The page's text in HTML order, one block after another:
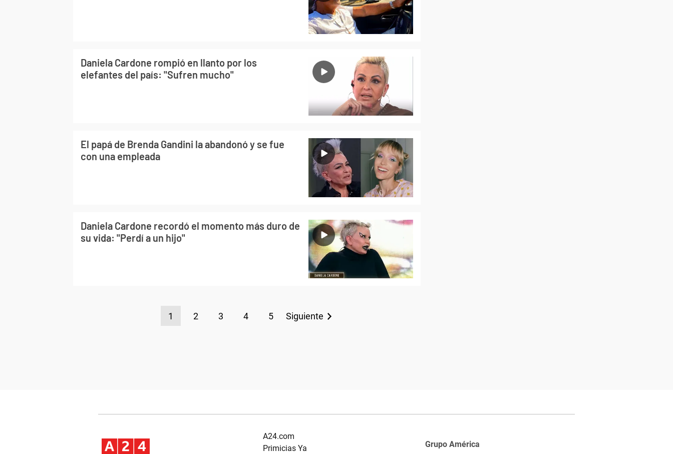
Daniela Cardone rompió en llanto por los
elefantes del país: "Sufren mucho"
El papá de Brenda Gandini la abandonó y se fue
con una empleada
Daniela Cardone recordó el momento más duro de
su vida: "Perdí a un hijo"
1 2 3 4 5 Siguiente
A24.com
Primicias Ya
Grupo América